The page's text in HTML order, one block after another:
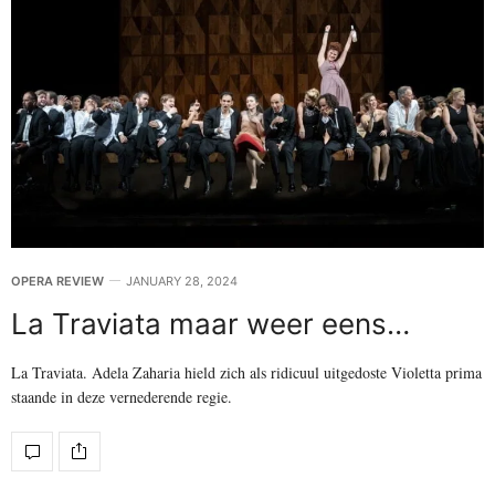
OPERA REVIEW JANUARY 28, 2024
La Traviata maar weer eens…
La Traviata. Adela Zaharia hield zich als ridicuul uitgedoste Violetta prima
staande in deze vernederende regie.